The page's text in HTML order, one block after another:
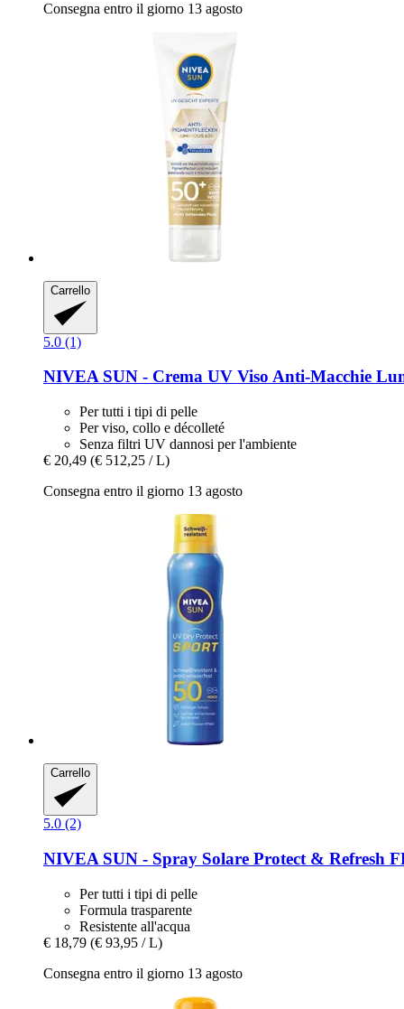
Consegna entro il giorno 13 agosto
Carrello
5.0 (1)
NIVEASUN -​ Crema UV Viso Anti-​Macchie
Per tutti i tipi di pelle
Per viso, collo e décolleté
Senza filtri UV dannosi per l'ambiente
€ 20,49 (€ 512,25 / L)
Consegna entro il giorno 13 agosto
Carrello
5.0 (2)
NIVEA SUN -​ Spray Solare Protect & Refresh
Per tutti i tipi di pelle
Formula trasparente
Resistente all'acqua
€ 18,79 (€ 93,95 / L)
Consegna entro il giorno 13 agosto